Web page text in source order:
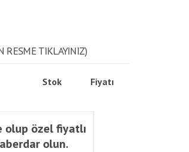
RESME TIKLAYINIZ)
Stok Fiyatı
olup özel fiyatlı
olun.